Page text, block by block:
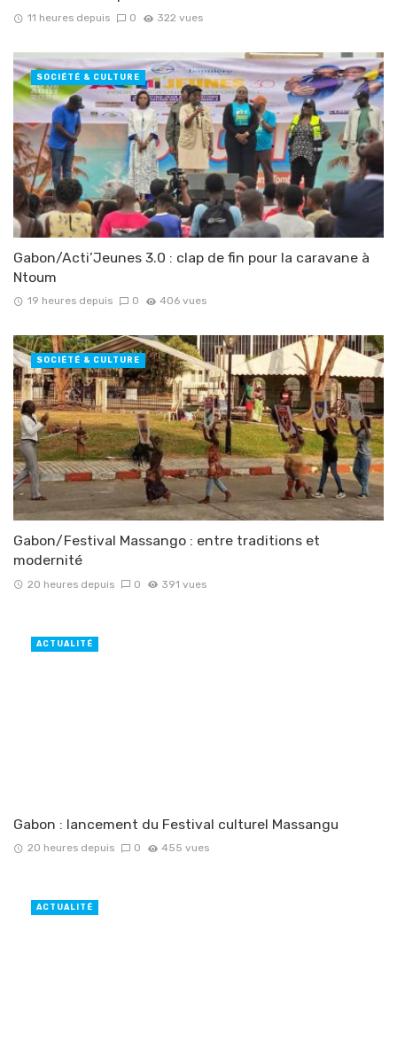
11 heures depuis 0 322 vues
Gabon/Acti’Jeunes 3.0 : clap de fin pour la caravane à
Ntoum
19 heures depuis 0 406 vues
SOCIÉTÉ & CULTURE
Gabon/Festival Massango : entre traditions et
modernité
20 heures depuis 0 391 vues
SOCIÉTÉ & CULTURE
Gabon : lancement du Festival culturel Massangu
20 heures depuis 0 455 vues
ACTUALITÉ
ACTUALITÉ